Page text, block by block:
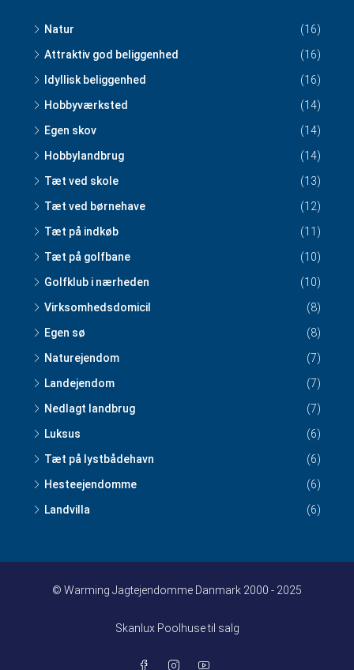
Natur
(16)
Attraktiv god beliggenhed
(16)
Idyllisk beliggenhed
(16)
Hobbyværksted
(14)
Egen skov
(14)
Hobbylandbrug
(14)
Tæt ved skole
(13)
Tæt ved børnehave
(12)
Tæt på indkøb
(11)
Tæt på golfbane
(10)
Golfklub i nærheden
(10)
Virksomhedsdomicil
(8)
Egen sø
(8)
Naturejendom
(7)
Landejendom
(7)
Nedlagt landbrug
(7)
Luksus
(6)
Tæt på lystbådehavn
(6)
Hesteejendomme
(6)
Landvilla
(6)
© Warming Jagtejendomme Danmark 2000 - 2025
Skanlux Poolhuse til salg